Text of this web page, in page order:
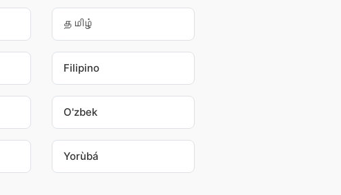
தமிழ்
Filipino
O'zbek
Yorùbá